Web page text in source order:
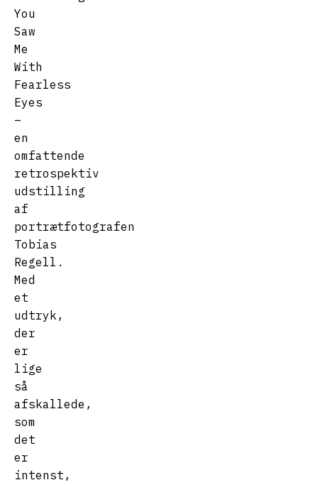
You
Saw
Me
With
Fearless
Eyes
–
en
omfattende
retrospektiv
udstilling
af
portrætfotografen
Tobias
Regell.
Med
et
udtryk,
der
er
lige
så
afskallede,
som
det
er
intenst,